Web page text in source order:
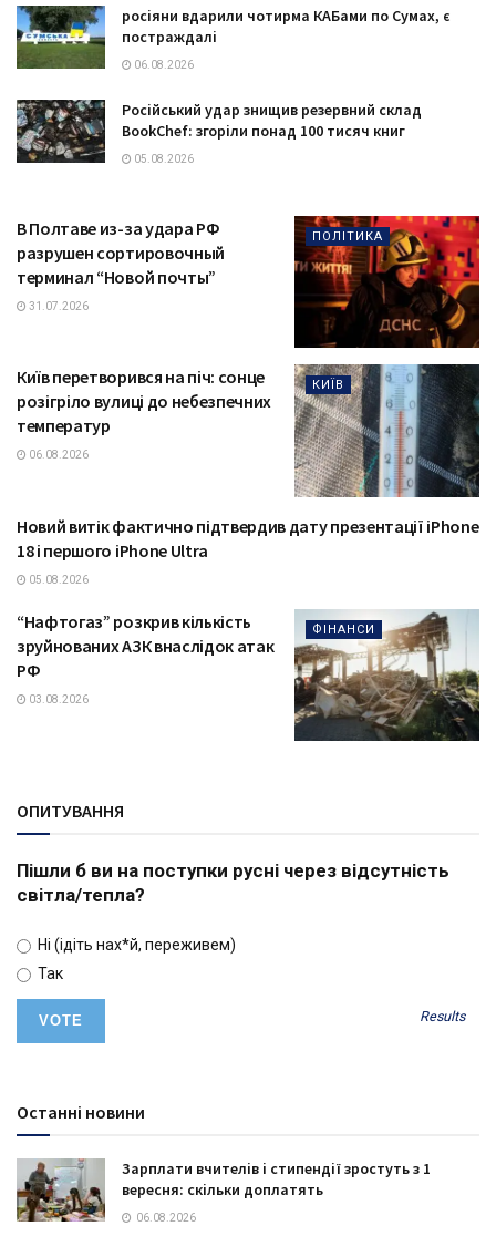
росіяни вдарили чотирма КАБами по Сумах, є
постраждалі
06.08.2026
Російський удар знищив резервний склад
BookChef: згоріли понад 100 тисяч книг
05.08.2026
ПОЛІТИКА
В Полтаве из-за удара РФ
разрушен сортировочный
терминал “Новой почты”
31.07.2026
КИЇВ
Київ перетворився на піч: сонце
розігріло вулиці до небезпечних
температур
06.08.2026
ТЕХНОЛОГІЇ
Новий витік фактично підтвердив дату презентації iPhone
18 і першого iPhone Ultra
05.08.2026
ФІНАНСИ
“Нафтогаз” розкрив кількість
зруйнованих АЗК внаслідок атак
РФ
03.08.2026
ОПИТУВАННЯ
Пішли б ви на поступки русні через відсутність
світла/тепла?
Ні (ідіть нах*й, переживем)
Так
Results
Останні новини
Зарплати вчителів і стипендії зростуть з 1
вересня: скільки доплатять
06.08.2026